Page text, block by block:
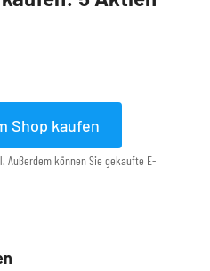
Shop kaufen
Außerdem können Sie gekaufte E-